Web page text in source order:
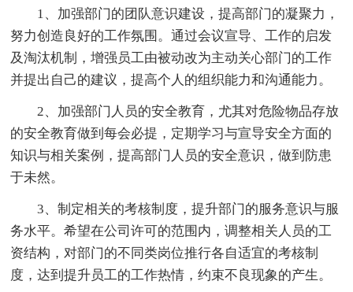
1、加强部门的团队意识建设，提高部门的凝聚力，
努力创造良好的工作氛围。通过会议宣导、工作的启发
及淘汰机制，增强员工由被动改为主动关心部门的工作
并提出自己的建议，提高个人的组织能力和沟通能力。
2、加强部门人员的安全教育，尤其对危险物品存放
的安全教育做到每会必提，定期学习与宣导安全方面的
知识与相关案例，提高部门人员的安全意识，做到防患
于未然。
3、制定相关的考核制度，提升部门的服务意识与服
务水平。希望在公司许可的范围内，调整相关人员的工
资结构，对部门的不同类岗位推行各自适宜的考核制
度，达到提升员工的工作热情，约束不良现象的产生。